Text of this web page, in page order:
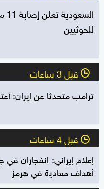
للحوثيين
l قبل 3 ساعات
ترامب متحدثا عن إيران:
l قبل 4 ساعات
إعلام إيراني: انفجاران
أهداف معادية في هرمز